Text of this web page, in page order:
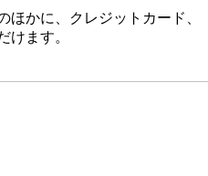
ほかに、クレジットカード、
けます。